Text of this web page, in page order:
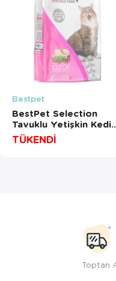
Bestpet
BestPet Selection
Tavuklu Yetişkin Kedi
Maması 15 Kg
TÜKENDİ
Toptan